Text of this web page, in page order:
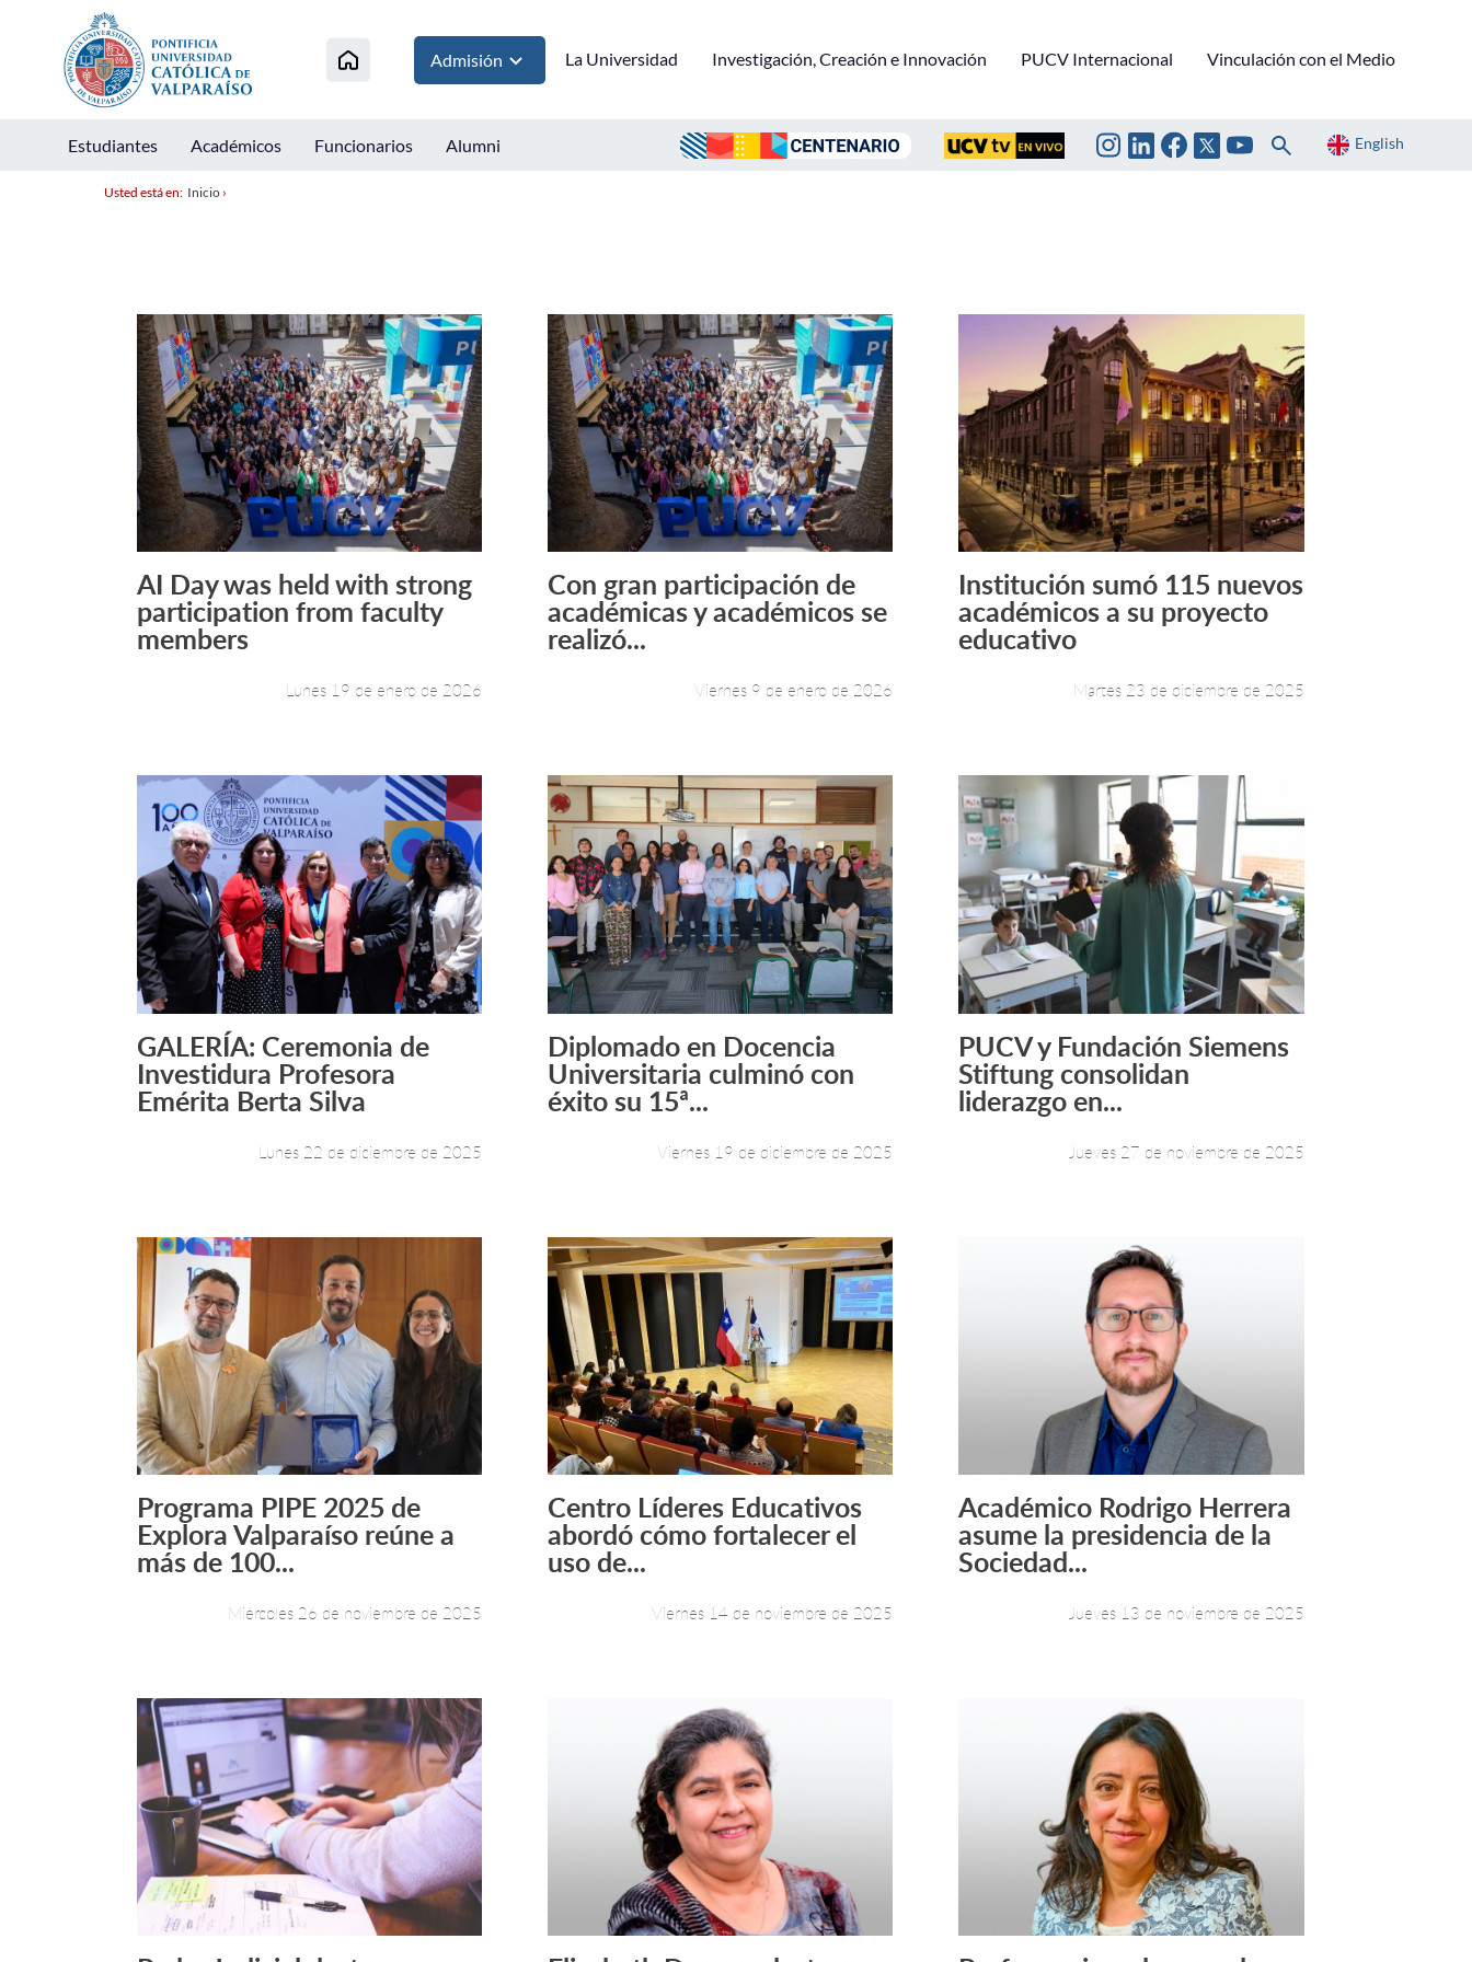
Admisión La Universidad Investigación, Creación e Innovación PUCV Internacional Vinculación con el Medio
Estudiantes Académicos Funcionarios Alumni English
Usted está en: Inicio›
Leer más +
AI Day was held with strong
participation from faculty
members
Lunes 19 de enero de 2026
Leer más +
Con gran participación de
académicas y académicos se
realizó...
Viernes 9 de enero de 2026
Leer más +
Institución sumó 115 nuevos
académicos a su proyecto
educativo
Martes 23 de diciembre de 2025
Leer más +
GALERÍA: Ceremonia de
Investidura Profesora
Emérita Berta Silva
Lunes 22 de diciembre de 2025
Leer más +
Diplomado en Docencia
Universitaria culminó con
éxito su 15ª...
Viernes 19 de diciembre de 2025
Leer más +
PUCV y Fundación Siemens
Stiftung consolidan
liderazgo en...
Jueves 27 de noviembre de 2025
Leer más +
Programa PIPE 2025 de
Explora Valparaíso reúne a
más de 100...
Miércoles 26 de noviembre de 2025
Leer más +
Centro Líderes Educativos
abordó cómo fortalecer el
uso de...
Viernes 14 de noviembre de 2025
Leer más +
Académico Rodrigo Herrera
asume la presidencia de la
Sociedad...
Jueves 13 de noviembre de 2025